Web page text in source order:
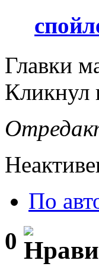
Главки
Кликнул
По
0